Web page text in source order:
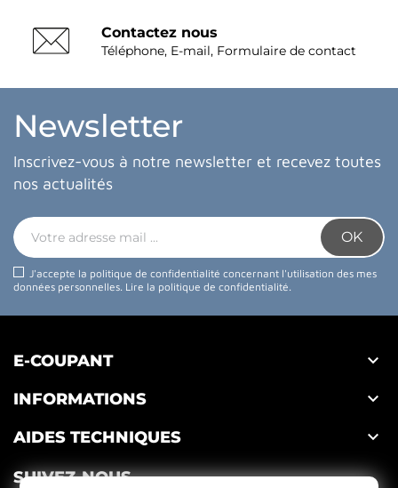
Contactez nous
Téléphone, E-mail, Formulaire de contact
Newsletter
Inscrivez-vous à notre newsletter et recevez toutes
nos actualités
J'accepte la politique de confidentialité concernant l'utilisation des mes
données personnelles. Lire la politique de confidentialité.
E-COUPANT 
INFORMATIONS 
AIDES TECHNIQUES 
SUIVEZ-NOUS